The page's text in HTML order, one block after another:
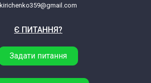
kirichenko359@gmail.com
Є ПИТАННЯ?
Задати питання